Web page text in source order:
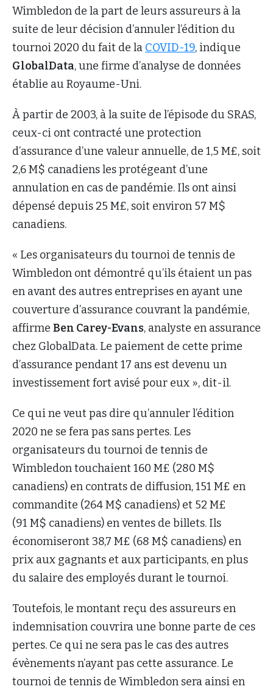
Wimbledon de la part de leurs assureurs à la
suite de leur décision d’annuler l’édition du
tournoi 2020 du fait de la COVID-19, indique
GlobalData, une firme d’analyse de données
établie au Royaume-Uni.
À partir de 2003, à la suite de l’épisode du SRAS,
ceux-ci ont contracté une protection
d’assurance d’une valeur annuelle, de 1,5 M£, soit
2,6 M$ canadiens les protégeant d’une
annulation en cas de pandémie. Ils ont ainsi
dépensé depuis 25 M£, soit environ 57 M$
canadiens.
« Les organisateurs du tournoi de tennis de
Wimbledon ont démontré qu’ils étaient un pas
en avant des autres entreprises en ayant une
couverture d’assurance couvrant la pandémie,
affirme Ben Carey-Evans, analyste en assurance
chez GlobalData. Le paiement de cette prime
d’assurance pendant 17 ans est devenu un
investissement fort avisé pour eux », dit-il.
Ce qui ne veut pas dire qu’annuler l’édition
2020 ne se fera pas sans pertes. Les
organisateurs du tournoi de tennis de
Wimbledon touchaient 160 M£ (280 M$
canadiens) en contrats de diffusion, 151 M£ en
commandite (264 M$ canadiens) et 52 M£
(91 M$ canadiens) en ventes de billets. Ils
économiseront 38,7 M£ (68 M$ canadiens) en
prix aux gagnants et aux participants, en plus
du salaire des employés durant le tournoi.
Toutefois, le montant reçu des assureurs en
indemnisation couvrira une bonne parte de ces
pertes. Ce qui ne sera pas le cas des autres
évènements n’ayant pas cette assurance. Le
tournoi de tennis de Wimbledon sera ainsi en